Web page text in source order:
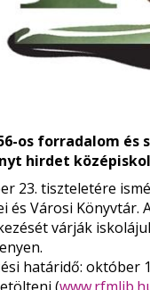
os forradalom
hirdet
23. tiszteletére
és Városi
várják
határidő: október
(